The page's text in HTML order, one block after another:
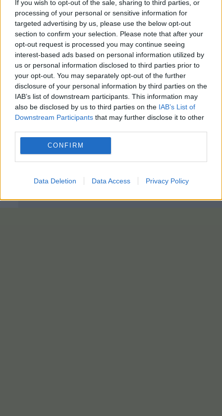
If you wish to opt-out of the sale, sharing to third parties, or
processing of your personal or sensitive information for
targeted advertising by us, please use the below opt-out
section to confirm your selection. Please note that after your
opt-out request is processed you may continue seeing
interest-based ads based on personal information utilized by
us or personal information disclosed to third parties prior to
your opt-out. You may separately opt-out of the further
disclosure of your personal information by third parties on the
IAB’s list of downstream participants. This information may
also be disclosed by us to third parties on the IAB’s List of
Downstream Participants that may further disclose it to other
CONFIRM
Data Deletion Data Access Privacy Policy